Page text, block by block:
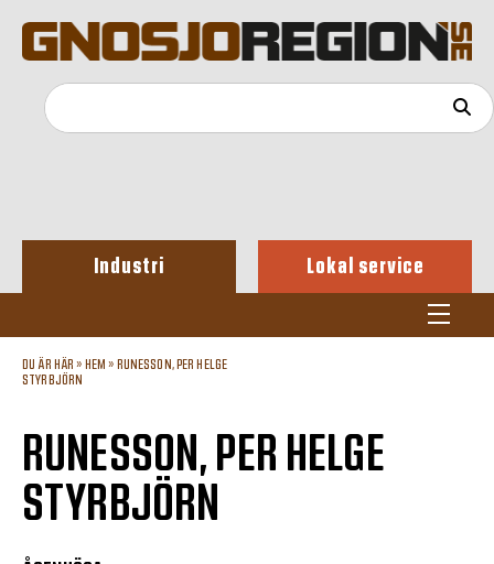
Industri Lokal service
DU ÄR HÄR » HEM » RUNESSON, PER HELGE
STYRBJÖRN
RUNESSON, PER HELGE
STYRBJÖRN